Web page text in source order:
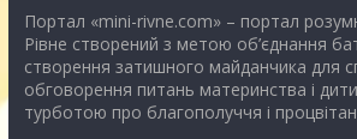
Портал «mini-rivne.com» – портал
Рівне створений з метою об’єднання
створення затишного майданчика для
обговорення питань материнства і
турботою про благополуччя і